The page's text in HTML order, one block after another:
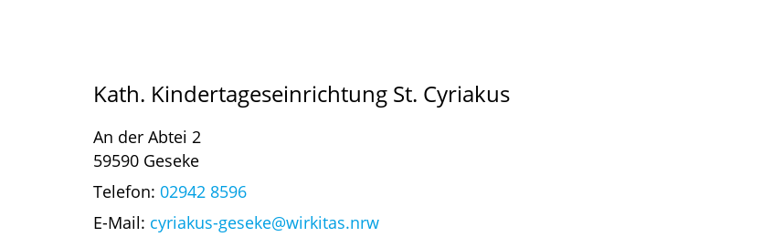
Kath. Kindertageseinrichtung St. Cyriakus
An der Abtei 2
59590 Geseke
Telefon: 02942 8596
E-Mail: cyriakus-geseke@wirkitas.nrw